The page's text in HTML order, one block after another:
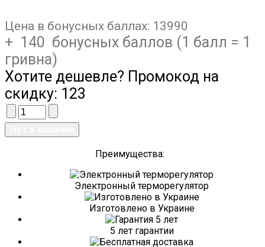
Цена в бонусных баллах: 13990
+ 140 бонусных баллов (1 балл = 1
гривна)
Хотите дешевле? Промокод на
скидку: 123
Преимущества:
Электронный терморегулятор
Изготовлено в Украине
5 лет гарантии